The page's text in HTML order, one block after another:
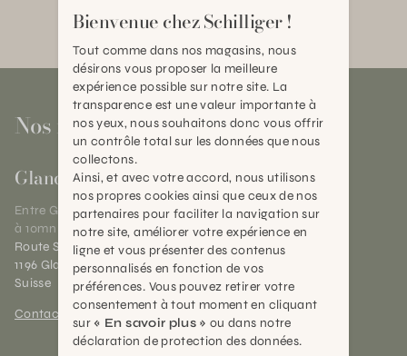
Nos magasins
Gland
Entre Genève et Lausanne,
à 10mn de Nyon
Route Suisse 40
1196 Gland (VD)
Suisse
Contact et horaires
Bienvenue chez Schilliger !
Tout comme dans nos magasins, nous
désirons vous proposer la meilleure
expérience possible sur notre site. La
transparence est une valeur importante à
nos yeux, nous souhaitons donc vous offrir
un contrôle total sur les données que nous
collectons.
Ainsi, et avec votre accord, nous utilisons
nos propres cookies ainsi que ceux de nos
partenaires pour faciliter la navigation sur
notre site, améliorer votre expérience en
ligne et vous présenter des contenus
personnalisés en fonction de vos
préférences. Vous pouvez retirer votre
consentement à tout moment en cliquant
sur « En savoir plus » ou dans notre
déclaration de protection des données.